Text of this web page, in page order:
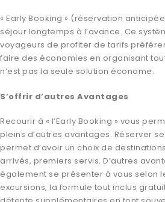
« Early Booking » (réservation
séjour longtemps à l’avance. Ce
voyageurs de profiter de tarifs
faire des économies en organisant
n’est pas la seule solution économe.
S’offrir d’autres Avantages
Recourir à « l’Early Booking » vous
pleins d’autres avantages. Réserver
permet d’avoir un choix de
arrivés, premiers servis. D’autres
également se présenter à vous selon
excursions, la formule tout inclus